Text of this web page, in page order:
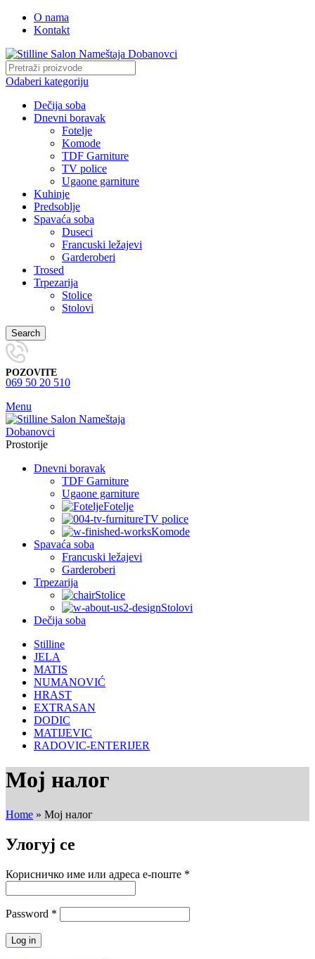
O nama
Kontakt
Odaberi kategoriju
Dečija soba
Dnevni boravak
Fotelje
Komode
TDF Garniture
TV police
Ugaone garniture
Kuhinje
Predsoblje
Spavaća soba
Duseci
Francuski ležajevi
Garderoberi
Trosed
Trpezarija
Stolice
Stolovi
Search
POZOVITE
069 50 20 510
Menu
Prostorije
Dnevni boravak
TDF Garniture
Ugaone garniture
Fotelje
TV police
Komode
Spavaća soba
Francuski ležajevi
Garderoberi
Trpezarija
Stolice
Stolovi
Dečija soba
Stilline
JELA
MATIS
NUMANOVIĆ
HRAST
EXTRASAN
DODIC
MATIJEVIC
RADOVIC-ENTERIJER
Moj налог
Home » Moj налог
Улогуј се
Корисничко име или адреса е-поште *
Password *
Log in